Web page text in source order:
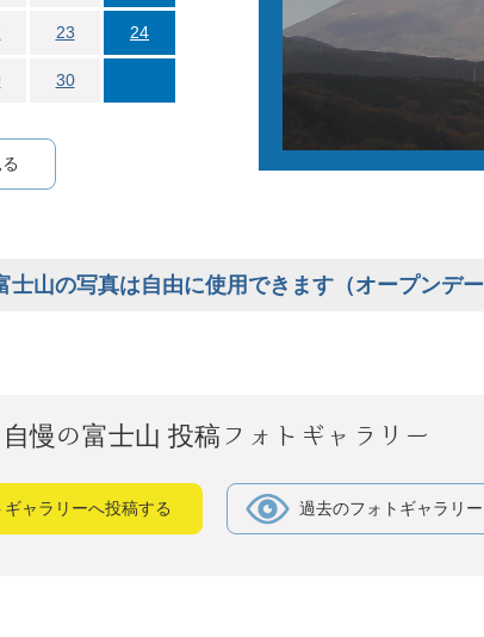
23 24
30
士山の写真は自由に使用できます（オープンデ
自慢の富士山 投稿フォトギャラリー
ギャラリーへ投稿する 過去のフォトギャラリ